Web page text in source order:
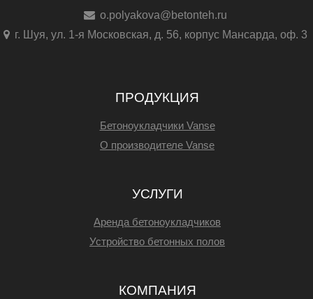
o.polyakova@betonteh.ru
г. Шуя, ул. 1-я Московская, д. 56, корпус Мансарда, оф. 3
ПРОДУКЦИЯ
Бетоноукладчики Vanse
О производителе Vanse
УСЛУГИ
Аренда бетоноукладчиков
Устройство бетонных полов
КОМПАНИЯ